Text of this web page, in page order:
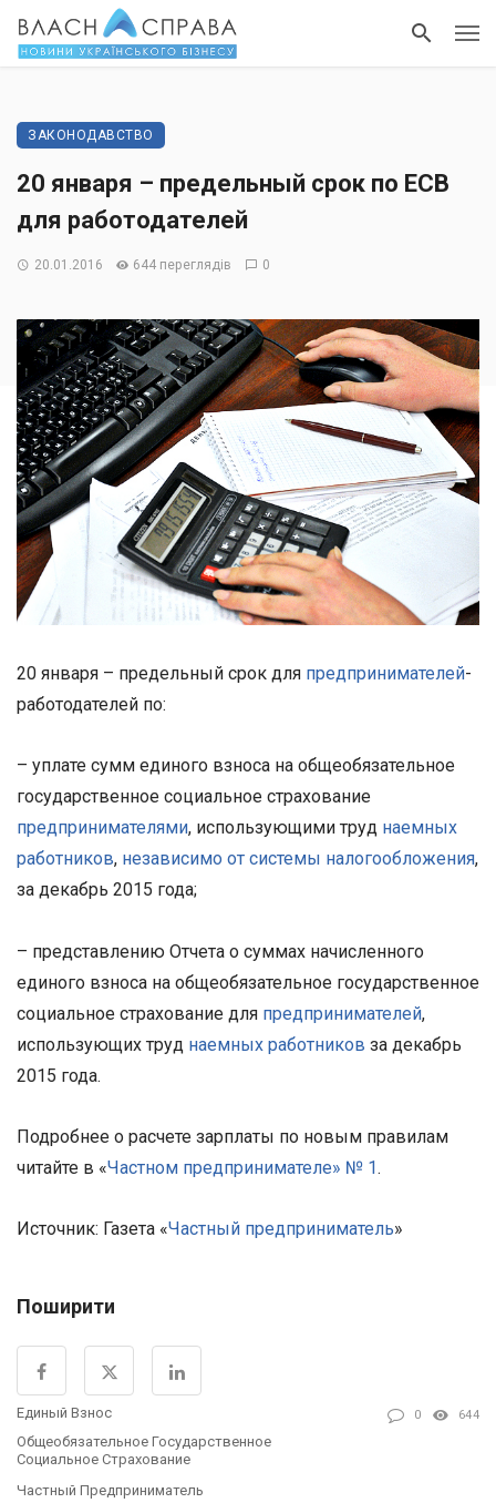
ЗАКОНОДАВСТВО
20 января – предельный срок по ЕСВ
для работодателей
20.01.2016 644 переглядів 0
20 января – предельный срок для предпринимателей-
работодателей по:
– уплате сумм единого взноса на общеобязательное
государственное социальное страхование
предпринимателями, использующими труд наемных
работников, независимо от системы налогообложения,
за декабрь 2015 года;
– представлению Отчета о суммах начисленного
единого взноса на общеобязательное государственное
социальное страхование для предпринимателей,
использующих труд наемных работников за декабрь
2015 года.
Подробнее о расчете зарплаты по новым правилам
читайте в «Частном предпринимателе» № 1.
Источник: Газета «Частный предприниматель»
Поширити
Единый Взнос
Общеобязательное Государственное
Социальное Страхование
Частный Предприниматель
0 644